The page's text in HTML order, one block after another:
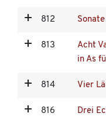
812
813
Acht
in As
814 Vier
816 Drei